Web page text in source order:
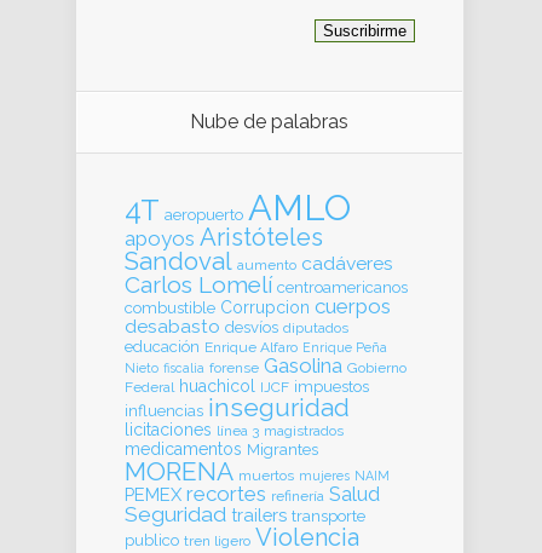
Nube de palabras
4T aeropuerto AMLO
apoyos Aristóteles
Sandoval aumento cadáveres
Carlos Lomelí centroamericanos
combustible Corrupcion cuerpos
desabasto desvíos diputados
educación Enrique Alfaro Enrique Peña
Nieto fiscalia forense Gasolina Gobierno
Federal huachicol IJCF impuestos
influencias inseguridad
licitaciones línea 3 magistrados
medicamentos Migrantes
MORENA muertos mujeres NAIM
PEMEX recortes refinería Salud
Seguridad trailers transporte
publico tren ligero Violencia